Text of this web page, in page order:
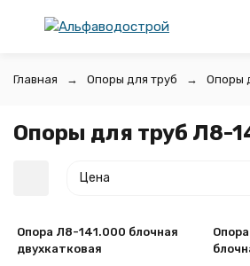
Главная Опоры для труб Опоры
Опоры для труб Л8-
Цена
Опора Л8-141.000 блочная
двухкатковая